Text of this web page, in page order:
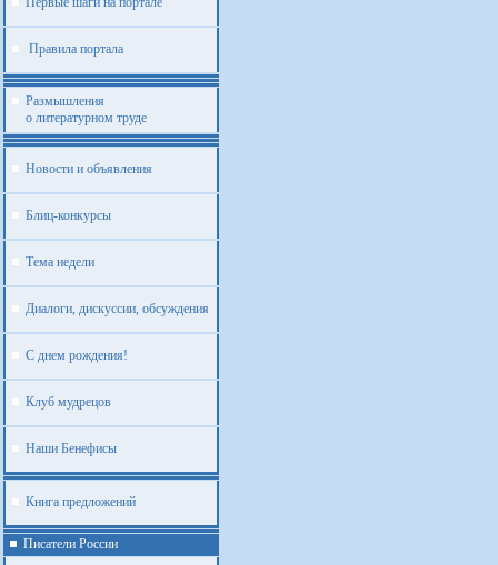
Правила портала
Размышления
о литературном труде
Новости и объявления
Блиц-конкурсы
Тема недели
Диалоги, дискуссии, обсуждения
С днем рождения!
Клуб мудрецов
Наши Бенефисы
Книга предложений
Писатели России